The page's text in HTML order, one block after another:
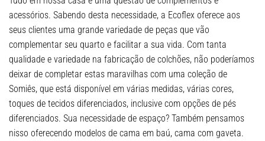
acessórios. Sabendo desta necessidade, a Ecoflex oferece aos
seus clientes uma grande variedade de peças que vão
complementar seu quarto e facilitar a sua vida. Com tanta
qualidade e variedade na fabricação de colchões, não poderíamos
deixar de completar estas maravilhas com uma coleção de
Somiês, que está disponível em várias medidas, várias cores,
toques de tecidos diferenciados, inclusive com opções de pés
diferenciados. Sua necessidade de espaço? Também pensamos
nisso oferecendo modelos de cama em baú, cama com gaveta.